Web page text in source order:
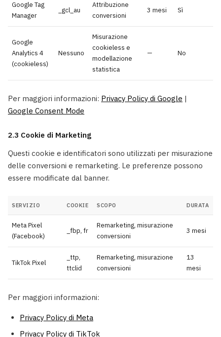
Google Tag
Manager
_gcl_au
Attribuzione
conversioni
3 mesi Sì
Google
Analytics 4
(cookieless)
Nessuno
Misurazione
cookieless e
modellazione
statistica
— No
Per maggiori informazioni: Privacy Policy di Google |
Google Consent Mode
2.3 Cookie di Marketing
Questi cookie e identificatori sono utilizzati per misurazione
delle conversioni e remarketing. Le preferenze possono
essere modificate dal banner.
SERVIZIO COOKIE SCOPO DURATA
Meta Pixel
(Facebook)
_fbp, fr
Remarketing, misurazione
conversioni
3 mesi
TikTok Pixel
_ttp,
ttclid
Remarketing, misurazione
conversioni
13
mesi
Per maggiori informazioni:
Privacy Policy di Meta
Privacy Policy di TikTok